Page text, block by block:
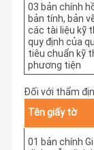
03 bản chính
bản tính, bản
các tài liệu kỹ
quy định của
tiêu chuẩn kỹ
phương tiện
Đối với thẩm
Tên giấy tờ
01 bản chính